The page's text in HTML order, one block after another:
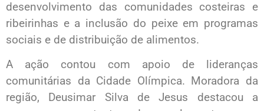
desenvolvimento das comunidades costeiras e
ribeirinhas e a inclusão do peixe em programas
sociais e de distribuição de alimentos.
A ação contou com apoio de lideranças
comunitárias da Cidade Olímpica. Moradora da
região, Deusimar Silva de Jesus destacou a